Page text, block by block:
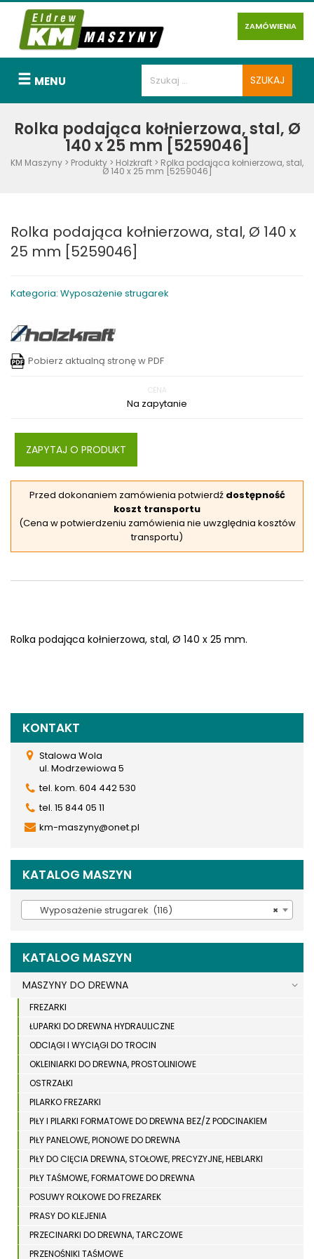
ZAMÓWIENIA
MENU
Rolka podająca kołnierzowa, stal, Ø
140 x 25 mm [5259046]
KM Maszyny > Produkty > Holzkraft > Rolka podająca kołnierzowa, stal,
Ø 140 x 25 mm [5259046]
Rolka podająca kołnierzowa, stal, Ø 140 x
25 mm [5259046]
Kategoria: Wyposażenie strugarek
Pobierz aktualną stronę w PDF
CENA
Na zapytanie
ZAPYTAJ O PRODUKT
Przed dokonaniem zamówienia potwierdź dostępność
koszt transportu
(Cena w potwierdzeniu zamówienia nie uwzględnia kosztów
transportu)
Rolka podająca kołnierzowa, stal, Ø 140 x 25 mm.
KONTAKT
Stalowa Wola
ul. Modrzewiowa 5
tel. kom. 604 442 530
tel. 15 844 05 11
km-maszyny@onet.pl
KATALOG MASZYN
×
Wyposażenie strugarek (116)
KATALOG MASZYN
MASZYNY DO DREWNA
FREZARKI
ŁUPARKI DO DREWNA HYDRAULICZNE
ODCIĄGI I WYCIĄGI DO TROCIN
OKLEINIARKI DO DREWNA, PROSTOLINIOWE
OSTRZAŁKI
PILARKO FREZARKI
PIŁY I PILARKI FORMATOWE DO DREWNA BEZ/Z PODCINAKIEM
PIŁY PANELOWE, PIONOWE DO DREWNA
PIŁY DO CIĘCIA DREWNA, STOŁOWE, PRECYZYJNE, HEBLARKI
PIŁY TAŚMOWE, FORMATOWE DO DREWNA
POSUWY ROLKOWE DO FREZAREK
PRASY DO KLEJENIA
PRZECINARKI DO DREWNA, TARCZOWE
PRZENOŚNIKI TAŚMOWE